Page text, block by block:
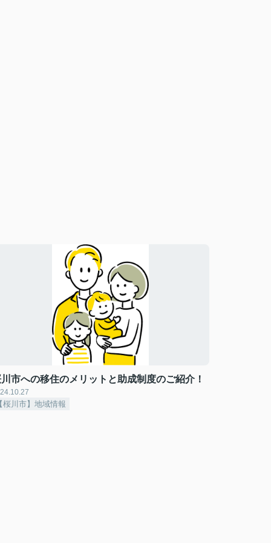
市への移住のメリットと助成制度のご紹介！
桜川市】地域情報